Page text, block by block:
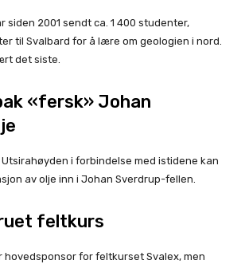
siden 2001 sendt ca. 1 400 studenter,
til Svalbard for å lære om geologien i nord.
det siste.
«fersk» Johan
i forbindelse med istidene kan
av olje inn i Johan Sverdrup-fellen.
feltkurs
hovedsponsor for feltkurset Svalex, men